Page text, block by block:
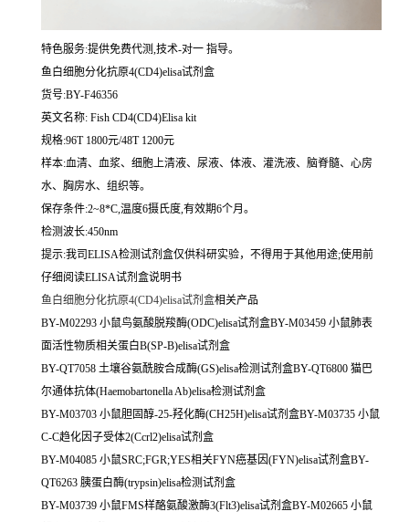
特色服务:提供免费代测,技术-对一 指导。
鱼白细胞分化抗原4(CD4)elisa试剂盒
货号:BY-F46356
英文名称: Fish CD4(CD4)Elisa kit
规格:96T 1800元/48T 1200元
样本:血清、血浆、细胞上清液、尿液、体液、灌洗液、脑脊髓、心房
水、胸房水、组织等。
保存条件:2~8*C,温度6摄氏度,有效期6个月。
检测波长:450nm
提示:我司ELISA检测试剂盒仅供科研实验，不得用于其他用途;使用前
仔细阅读ELISA试剂盒说明书
鱼白细胞分化抗原4(CD4)elisa试剂盒相关产品
BY-M02293 小鼠鸟氨酸脱羧酶(ODC)elisa试剂盒BY-M03459 小鼠肺表
面活性物质相关蛋白B(SP-B)elisa试剂盒
BY-QT7058 土壤谷氨酰胺合成酶(GS)elisa检测试剂盒BY-QT6800 猫巴
尔通体抗体(Haemobartonella Ab)elisa检测试剂盒
BY-M03703 小鼠胆固醇-25-羟化酶(CH25H)elisa试剂盒BY-M03735 小鼠
C-C趋化因子受体2(Ccrl2)elisa试剂盒
BY-M04085 小鼠SRC;FGR;YES相关FYN癌基因(FYN)elisa试剂盒BY-
QT6263 胰蛋白酶(trypsin)elisa检测试剂盒
BY-M03739 小鼠FMS样酪氨酸激酶3(Flt3)elisa试剂盒BY-M02665 小鼠